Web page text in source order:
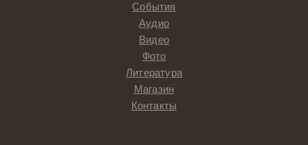
События
Аудио
Видео
Фото
Литература
Магазин
Контакты